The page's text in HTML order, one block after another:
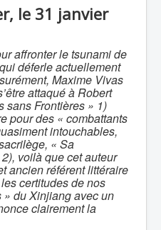
le 31 janvier
affronter le tsunami de
déferle actuellement
Maxime Vivas
attaqué à Robert
sans Frontières » 1)
pour des « combattants
intouchables,
« Sa
voilà que cet auteur
ancien référent littéraire
certitudes de nos
du Xinjiang avec un
clairement la